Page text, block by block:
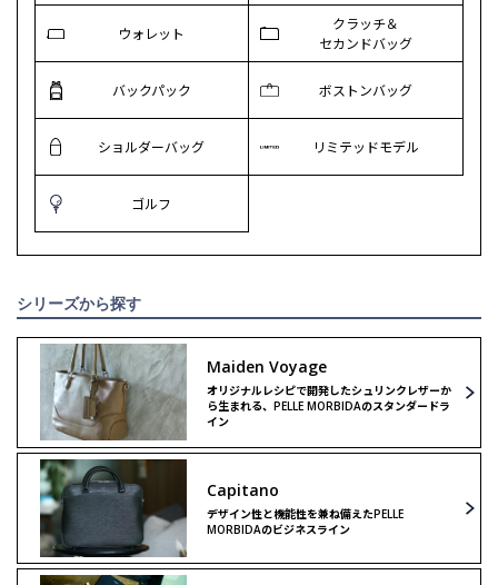
ウォレット
クラッチ＆
セカンドバッグ
バックパック ボストンバッグ
ショルダーバッグ リミテッドモデル
ゴルフ
シリーズから探す
Maiden Voyage
オリジナルレシピで開発したシュリンクレザーか
ら生まれる、PELLE MORBIDAのスタンダードラ
イン
Capitano
デザイン性と機能性を兼ね備えたPELLE
MORBIDAのビジネスライン